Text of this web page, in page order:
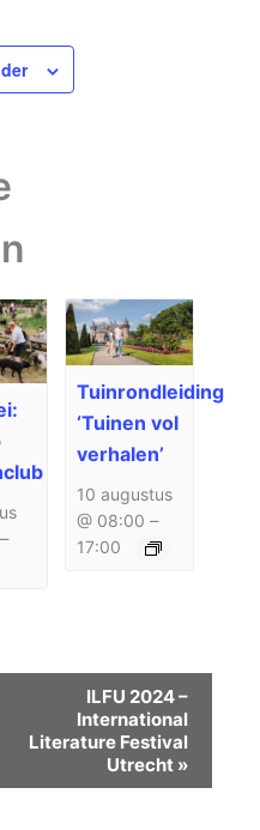
–
Tuinrondleiding
‘Tuinen vol
verhalen’
10 augustus
@ 08:00 –
17:00
ILFU 2024 –
International
Literature Festival
Utrecht »